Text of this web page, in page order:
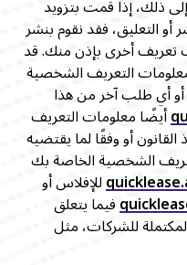
ذلك، إذا قمت بتزويد
أو التعليق، فقد نقوم بنشر
تعريف أخرى بإذن منك. قد
التعريف الشخصية
أو أي طلب آخر من هذا
أيضًا معلومات التعريف
أو وفقًا لما يقتضيه
الشخصية الخاصة بك
للإفلاس أو
فيما يتعلق
للشركات، مثل